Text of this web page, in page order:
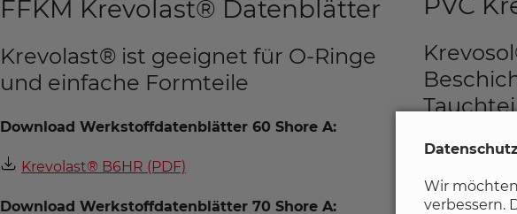
Wir
verbessern.
FFKM Krevolast® Datenblätter
Krevolast® ist geeignet für O-Ringe
und einfache Formteile
Download Werkstoffdatenblätter 60 Shore A:
Krevolast® B6HR (PDF)
Download Werkstoffdatenblätter 70 Shore A:
Download
Krevosol